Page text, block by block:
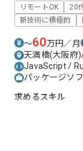
リモートOK 20
新技術に積極的
〜60万円／月
天満橋(大阪府
JavaScript /
パッケージソ
求めるスキル